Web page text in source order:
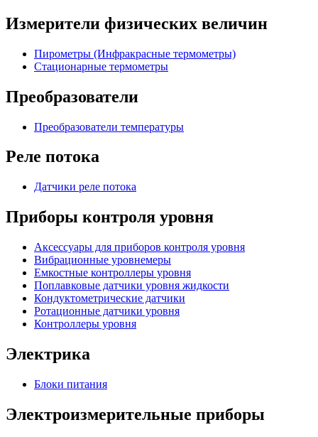
Измерители физических величин
Пирометры (Инфракрасные термометры)
Стационарные термометры
Преобразователи
Преобразователи температуры
Реле потока
Датчики реле потока
Приборы контроля уровня
Аксессуары для приборов контроля уровня
Вибрационные уровнемеры
Емкостные контроллеры уровня
Поплавковые датчики уровня жидкости
Кондуктометрические датчики
Ротационные датчики уровня
Контроллеры уровня
Электрика
Блоки питания
Электроизмерительные приборы